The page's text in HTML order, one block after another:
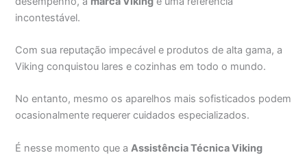
incontestável.
Com sua reputação impecável e produtos de alta gama, a
Viking conquistou lares e cozinhas em todo o mundo.
No entanto, mesmo os aparelhos mais sofisticados podem
ocasionalmente requerer cuidados especializados.
É nesse momento que aAssistência Técnica Viking